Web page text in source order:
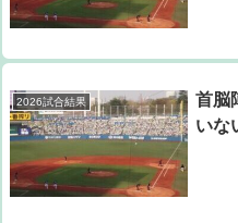
2026試合結果
首脳
いな